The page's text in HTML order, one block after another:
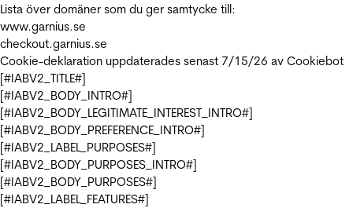
Lista över domäner som du ger samtycke till:
www.garnius.se
checkout.garnius.se
Cookie-deklaration uppdaterades senast 7/15/26 av Cookiebot
[#IABV2_TITLE#]
[#IABV2_BODY_INTRO#]
[#IABV2_BODY_LEGITIMATE_INTEREST_INTRO#]
[#IABV2_BODY_PREFERENCE_INTRO#]
[#IABV2_LABEL_PURPOSES#]
[#IABV2_BODY_PURPOSES_INTRO#]
[#IABV2_BODY_PURPOSES#]
[#IABV2_LABEL_FEATURES#]